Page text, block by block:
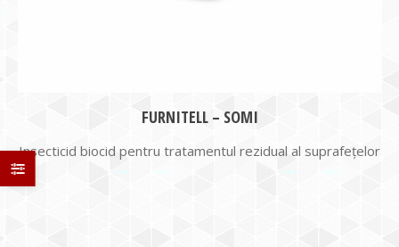
FURNITELL – SOMI
Insecticid biocid pentru tratamentul rezidual al suprafeţelor